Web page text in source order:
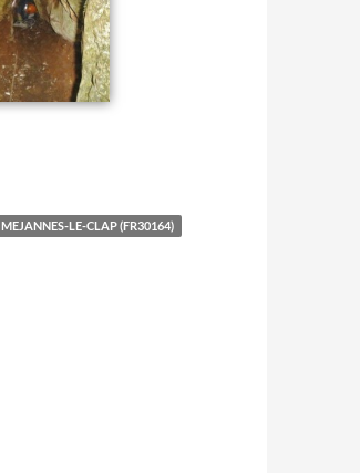
MEJANNES-LE-CLAP (FR30164)